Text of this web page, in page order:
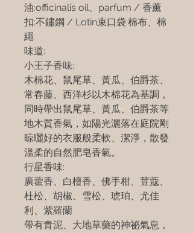
油:officinalis oil、parfum / 香薰
扣:不鏽鋼 / Lotin束口袋:棉布、棉
繩
味道:
小王子香味:
木棉花、鼠尾草、黃瓜、伯爵茶、
常春藤、西洋杉以木棉花為基調，
同時帶出鼠尾草、黃瓜、伯爵茶等
地木質香氣，如陽光灑落在庭院剛
晾曬好的衣服般柔軟、潔淨，散發
溫柔的自然肥皂香氣。
行星香味:
廣藿香、白檀香、佛手柑、荳蔻、
杜松、胡椒、雪松、琥珀、尤佳
利、紫羅蘭
帶有青泥、大地草藥的神祕氣息，